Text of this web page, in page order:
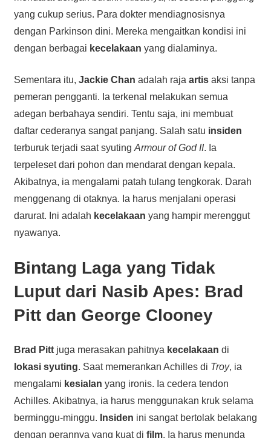
yang cukup serius. Para dokter mendiagnosisnya
dengan Parkinson dini. Mereka mengaitkan kondisi ini
dengan berbagai kecelakaan yang dialaminya.
Sementara itu, Jackie Chan adalah raja artisaksi tanpa
pemeran pengganti. Ia terkenal melakukan semua
adegan berbahaya sendiri. Tentu saja, ini membuat
daftar cederanya sangat panjang. Salah satu insiden
terburuk terjadi saat syuting Armour of God II. Ia
terpeleset dari pohon dan mendarat dengan kepala.
Akibatnya, ia mengalami patah tulang tengkorak. Darah
menggenang di otaknya. Ia harus menjalani operasi
darurat. Ini adalah kecelakaan yang hampir merenggut
nyawanya.
Bintang Laga yang Tidak
Luput dari Nasib Apes: Brad
Pitt dan George Clooney
Brad Pittjuga merasakan pahitnya kecelakaan di
lokasi syuting. Saat memerankan Achilles di Troy, ia
mengalami kesialan yang ironis. Ia cedera tendon
Achilles. Akibatnya, ia harus menggunakan kruk selama
berminggu-minggu. Insiden ini sangat bertolak belakang
dengan perannya yang kuat di film. Ia harus menunda